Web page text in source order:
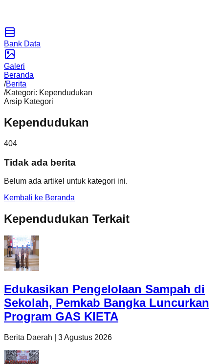
Bank Data
Galeri
Beranda
/Berita
/Kategori: Kependudukan
Arsip Kategori
Kependudukan
404
Tidak ada berita
Belum ada artikel untuk kategori ini.
Kembali ke Beranda
Kependudukan Terkait
Edukasikan Pengelolaan Sampah di
Sekolah, Pemkab Bangka Luncurkan
Program GAS KIETA
Berita Daerah 3 Agustus 2026